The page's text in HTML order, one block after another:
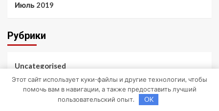
Июль 2019
Рубрики
Uncategorised
Новости авто
Этот сайт использует куки-файлы и другие технологии, чтобы
помочь вам в навигации, а также предоставить лучший
пользовательский опыт.
OK